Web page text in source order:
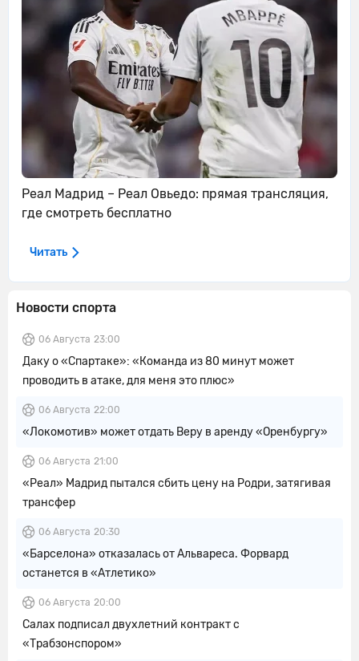
Новости спорта
06 Августа 23:00
Даку о «Спартаке»: «Команда из 80 минут может
проводить в атаке, для меня это плюс»
06 Августа 22:00
«Локомотив» может отдать Веру в аренду «Оренбургу»
06 Августа 21:00
«Реал» Мадрид пытался сбить цену на Родри, затягивая
трансфер
06 Августа 20:30
«Барселона» отказалась от Альвареса. Форвард
останется в «Атлетико»
06 Августа 20:00
Салах подписал двухлетний контракт с
«Трабзонспором»
Реал Мадрид – Реал Овьедо: прямая трансляция,
где смотреть бесплатно
Читать